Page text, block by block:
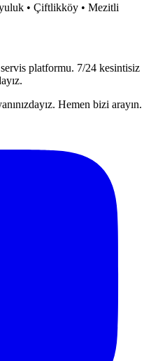
• Çiftlikköy • Mezitli
platformu. 7/24 kesintisiz
Hemen bizi arayın.